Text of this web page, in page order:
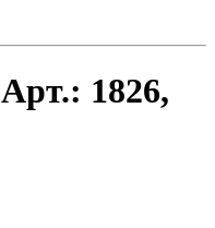
Арт.: 1826,